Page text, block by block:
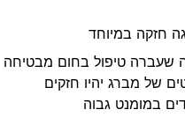
חזקה במיוחד
שעברה טיפול בחום מבטיחה
של מברג יהיו חזקים
במומנט גבוה